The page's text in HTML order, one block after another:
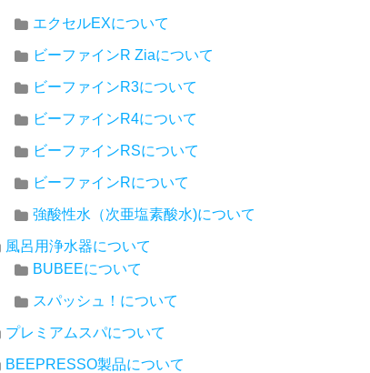
エクセルEXについて
ビーファインR Ziaについて
ビーファインR3について
ビーファインR4について
ビーファインRSについて
ビーファインRについて
強酸性水（次亜塩素酸水)について
風呂用浄水器について
BUBEEについて
スパッシュ！について
プレミアムスパについて
BEEPRESSO製品について